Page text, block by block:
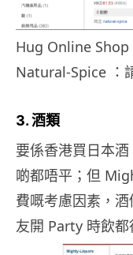
Hug Online Shop
Natural-Spice ：
3. 酒類
要係香港買日本
啲都唔平；但
費嘅考慮因素，
友開 Party 時飲都